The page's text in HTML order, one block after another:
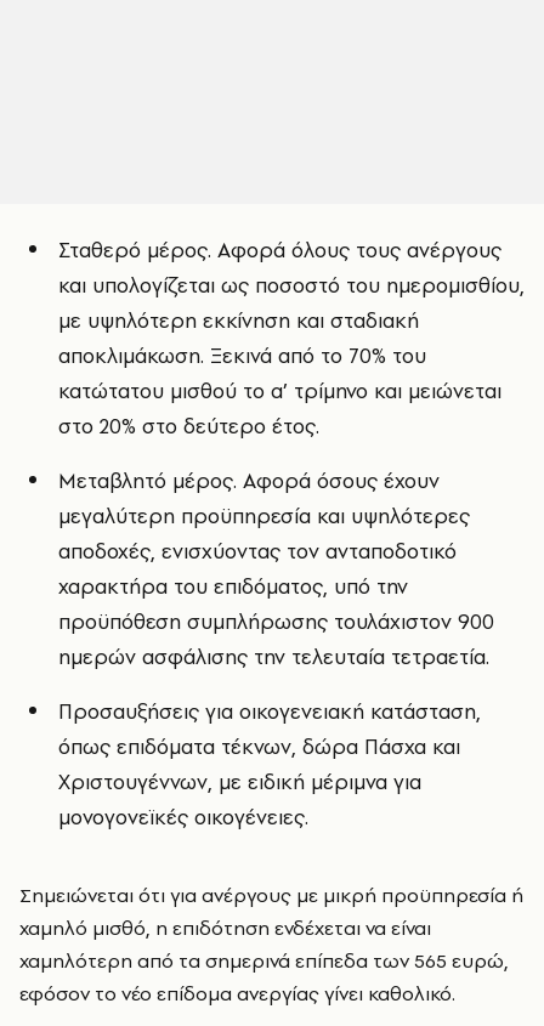
Σταθερό μέρος. Αφορά όλους τους ανέργους
και υπολογίζεται ως ποσοστό του ημερομισθίου,
με υψηλότερη εκκίνηση και σταδιακή
αποκλιμάκωση. Ξεκινά από το 70% του
κατώτατου μισθού το α’ τρίμηνο και μειώνεται
στο 20% στο δεύτερο έτος.
Μεταβλητό μέρος. Αφορά όσους έχουν
μεγαλύτερη προϋπηρεσία και υψηλότερες
αποδοχές, ενισχύοντας τον ανταποδοτικό
χαρακτήρα του επιδόματος, υπό την
προϋπόθεση συμπλήρωσης τουλάχιστον 900
ημερών ασφάλισης την τελευταία τετραετία.
Προσαυξήσεις για οικογενειακή κατάσταση,
όπως επιδόματα τέκνων, δώρα Πάσχα και
Χριστουγέννων, με ειδική μέριμνα για
μονογονεϊκές οικογένειες.
Σημειώνεται ότι για ανέργους με μικρή προϋπηρεσία ή
χαμηλό μισθό, η επιδότηση ενδέχεται να είναι
χαμηλότερη από τα σημερινά επίπεδα των 565 ευρώ,
εφόσον το νέο επίδομα ανεργίας γίνει καθολικό.